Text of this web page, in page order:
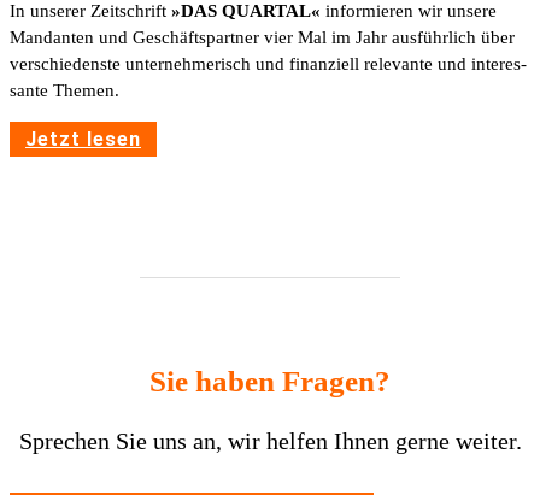
In unserer Zeit­schrift »DAS QUARTAL« infor­mieren wir unsere
Mandanten und Geschäfts­partner vier Mal im Jahr ausführ­lich über
verschie­denste unter­neh­me­risch und finan­ziell rele­vante und inter­es­
sante Themen.
Jetzt lesen
Sie haben Fragen?
Spre­chen Sie uns an, wir helfen Ihnen gerne weiter.